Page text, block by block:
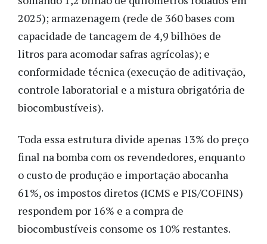
2025); armazenagem (rede de 360 bases com
capacidade de tancagem de 4,9 bilhões de
litros para acomodar safras agrícolas); e
conformidade técnica (execução de aditivação,
controle laboratorial e a mistura obrigatória de
biocombustíveis).
Toda essa estrutura divide apenas 13% do preço
final na bomba com os revendedores, enquanto
o custo de produção e importação abocanha
61%, os impostos diretos (ICMS e PIS/COFINS)
respondem por 16% e a compra de
biocombustíveis consome os 10% restantes.